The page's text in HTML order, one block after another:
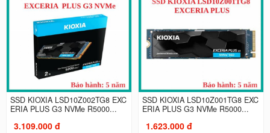
SSD KIOXIA LSD10Z002TG8 EXC
ERIA PLUS G3 NVMe R5000...
3.109.000 đ
SSD KIOXIA LSD10Z001TG8 EXC
ERIA PLUS G3 NVMe R5000...
1.623.000 đ